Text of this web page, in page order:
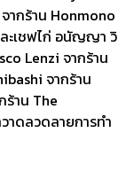
ากร้าน Honmono
ะเชฟไก่ อนัญญา วิ
Lenzi จากร้าน
จากร้าน
ร้าน The
าดลวดลายการทำ